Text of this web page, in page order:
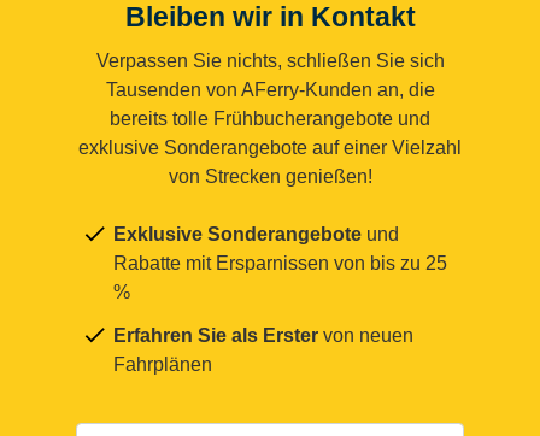
Bleiben wir in Kontakt
Verpassen Sie nichts, schließen Sie sich
Tausenden von AFerry-Kunden an, die
bereits tolle Frühbucherangebote und
exklusive Sonderangebote auf einer Vielzahl
von Strecken genießen!
Exklusive Sonderangebote und
Rabatte mit Ersparnissen von bis zu 25
%
Erfahren Sie als Erster von neuen
Fahrplänen